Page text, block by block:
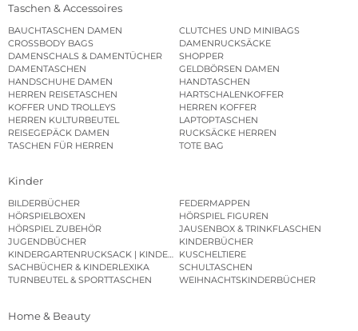
Taschen & Accessoires
BAUCHTASCHEN DAMEN
CLUTCHES UND MINIBAGS
CROSSBODY BAGS
DAMENRUCKSÄCKE
DAMENSCHALS & DAMENTÜCHER
SHOPPER
DAMENTASCHEN
GELDBÖRSEN DAMEN
HANDSCHUHE DAMEN
HANDTASCHEN
HERREN REISETASCHEN
HARTSCHALENKOFFER
KOFFER UND TROLLEYS
HERREN KOFFER
HERREN KULTURBEUTEL
LAPTOPTASCHEN
REISEGEPÄCK DAMEN
RUCKSÄCKE HERREN
TASCHEN FÜR HERREN
TOTE BAG
Kinder
BILDERBÜCHER
FEDERMAPPEN
HÖRSPIELBOXEN
HÖRSPIEL FIGUREN
HÖRSPIEL ZUBEHÖR
JAUSENBOX & TRINKFLASCHEN
JUGENDBÜCHER
KINDERBÜCHER
KINDERGARTENRUCKSACK | KINDERGARTENBEUTEL
KUSCHELTIERE
SACHBÜCHER & KINDERLEXIKA
SCHULTASCHEN
TURNBEUTEL & SPORTTASCHEN
WEIHNACHTSKINDERBÜCHER
Home & Beauty